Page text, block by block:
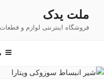
محتوا
ملت یدک
فروشگاه اینترنتی لوازم و